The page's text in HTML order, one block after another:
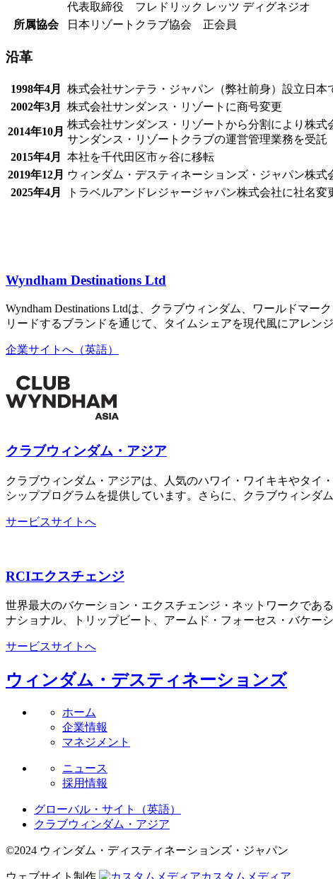
代表取締役 フレドリック レッツ ディグネジオ
所属協会
日本リゾートクラブ協会 正会員
沿革
1998年4月 株式会社サンテラ・ジャパン（弊社前身）設立 日本
2002年3月
株式会社サンダンス・ リゾート に商号変更
2014年10月
株式会社サンダンス・ リゾート から分割により株式
サンダンス・リゾートクラブの運営管理業務を受託
2015年4月
本社を千代田区市ヶ谷に移転
2019年12月 ウィンダム・デスティネーションズ・ジャパン株式
2025年4月
トラベルアンドレジャージャパン株式会社に社名変
Wyndham Destinations Ltd
Wyndham Destinations Ltdは、クラブウィンダム、ワールドマ
リードするブランドを通じて、タイムシェアを現代風にアレ
企業サイトへ（英語）
クラブウィンダム・アジア
クラブウィンダム・アジアは、人気のハワイ・ワイキキやタイ
シッププログラムを提供しています。さらに、クラブウィンダ
サービスサイトへ
RCIエクスチェンジ
世界最大のバケーション・エクスチェンジ・ネットワークであ
ナショナル、トリップビート、アームド・フォーセス・バケー
サービスサイトへ
ウィンダム・デスティネーションズ
ホーム
企業情報
マネジメント
ニュース
採用情報
グローバル・サイト（英語）
クラブウィンダム・アジア
©2024 ウィンダム・ディスティネーションズ・ジャパン